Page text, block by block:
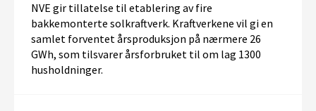
NVE gir tillatelse til etablering av fire
bakkemonterte solkraftverk. Kraftverkene vil gi en
samlet forventet årsproduksjon på nærmere 26
GWh, som tilsvarer årsforbruket til om lag 1300
husholdninger.